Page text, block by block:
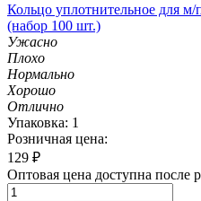
Кольцо уплотнительное для
(набор 100 шт.)
Ужасно
Плохо
Нормально
Хорошо
Отлично
Упаковка: 1
Розничная цена:
129 ₽
Оптовая цена доступна после